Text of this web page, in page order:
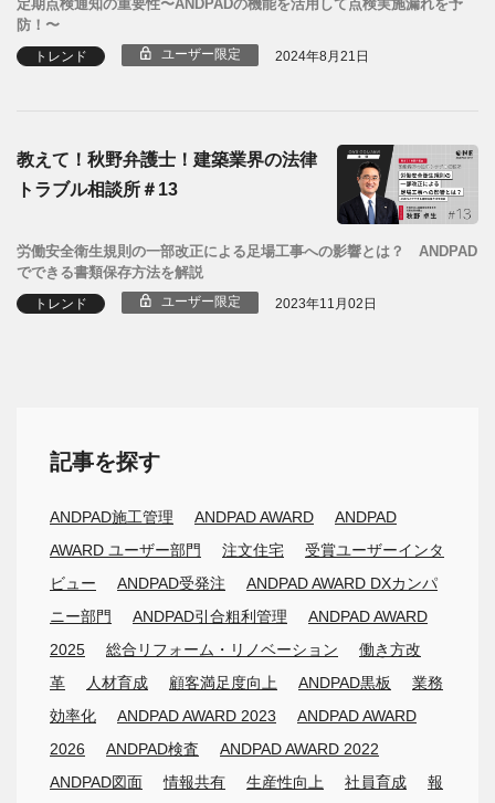
定期点検通知の重要性〜ANDPADの機能を活用して点検実施漏れを予
防！〜
トレンド ユーザー限定 2024年8月21日
教えて！秋野弁護士！建築業界の法律
トラブル相談所＃13
労働安全衛生規則の一部改正による足場工事への影響とは？ ANDPAD
でできる書類保存方法を解説
トレンド ユーザー限定 2023年11月02日
記事を探す
ANDPAD施工管理 ANDPAD AWARD
ANDPAD
AWARD ユーザー部門
注文住宅
受賞ユーザーインタ
ビュー
ANDPAD受発注
ANDPAD AWARD DXカンパ
ニー部門
ANDPAD引合粗利管理
ANDPAD AWARD
2025
総合リフォーム・リノベーション
働き方改
革
人材育成 顧客満足度向上 ANDPAD黒板
業務
効率化
ANDPAD AWARD 2023
ANDPAD AWARD
2026
ANDPAD検査
ANDPAD AWARD 2022
ANDPAD図面
情報共有 生産性向上 社員育成 報